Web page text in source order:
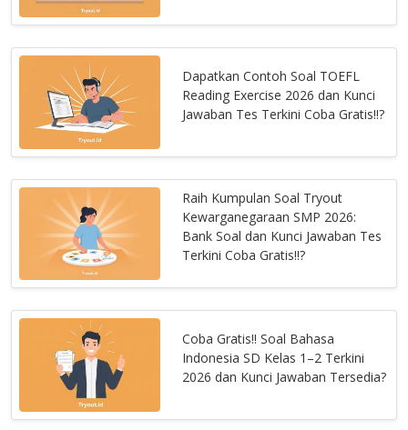
Dapatkan Contoh Soal TOEFL
Reading Exercise 2026 dan Kunci
Jawaban Tes Terkini Coba Gratis!!?
Raih Kumpulan Soal Tryout
Kewarganegaraan SMP 2026:
Bank Soal dan Kunci Jawaban Tes
Terkini Coba Gratis!!?
Coba Gratis!! Soal Bahasa
Indonesia SD Kelas 1–2 Terkini
2026 dan Kunci Jawaban Tersedia?